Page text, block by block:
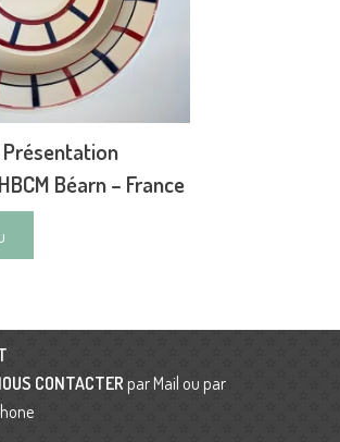
Présentation
Béarn – France
CONTACTER par Mail ou par